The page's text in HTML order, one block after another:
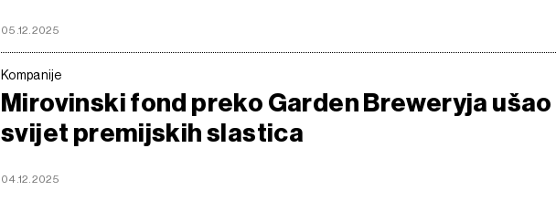
05.12.2025
Kompanije
Mirovinski fond preko Garden Breweryja ušao
svijet premijskih slastica
04.12.2025